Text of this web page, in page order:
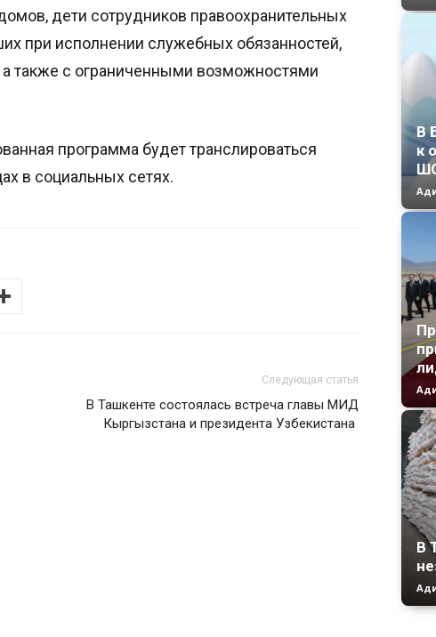
дети сотрудников правоохранительных
при исполнении служебных обязанностей,
также с ограниченными возможностями
программа будет транслироваться
в социальных сетях.
Следующая статья
В Ташкенте состоялась встреча главы МИД
Кыргызстана и президента Узбекистана
В
к
В